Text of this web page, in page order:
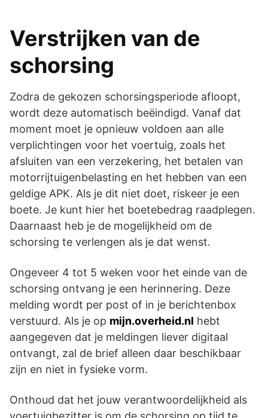
Verstrijken van de
schorsing
Zodra de gekozen schorsingsperiode afloopt,
wordt deze automatisch beëindigd. Vanaf dat
moment moet je opnieuw voldoen aan alle
verplichtingen voor het voertuig, zoals het
afsluiten van een verzekering, het betalen van
motorrijtuigenbelasting en het hebben van een
geldige APK. Als je dit niet doet, riskeer je een
boete. Je kunt hier het boetebedrag raadplegen.
Daarnaast heb je de mogelijkheid om de
schorsing te verlengen als je dat wenst.
Ongeveer 4 tot 5 weken voor het einde van de
schorsing ontvang je een herinnering. Deze
melding wordt per post of in je berichtenbox
verstuurd. Als je op mijn.overheid.nl hebt
aangegeven dat je meldingen liever digitaal
ontvangt, zal de brief alleen daar beschikbaar
zijn en niet in fysieke vorm.
Onthoud dat het jouw verantwoordelijkheid als